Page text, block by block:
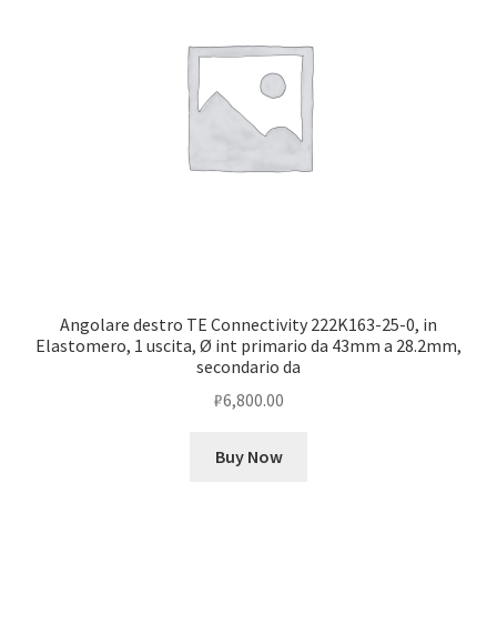
Angolare destro TE Connectivity 222K163-25-0, in
Elastomero, 1 uscita, Ø int primario da 43mm a 28.2mm,
secondario da
₽6,800.00
Buy Now